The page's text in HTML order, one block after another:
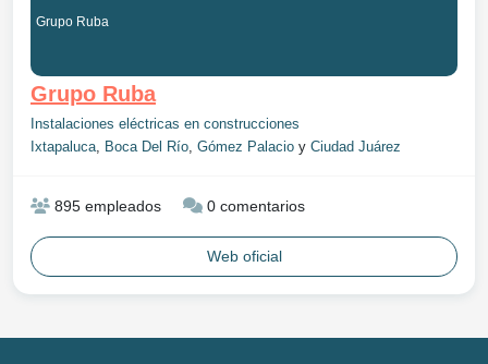
Grupo Ruba
Grupo Ruba
Instalaciones eléctricas en construcciones
Ixtapaluca, Boca Del Río, Gómez Palacio y Ciudad Juárez
895 empleados 0 comentarios
Web oficial